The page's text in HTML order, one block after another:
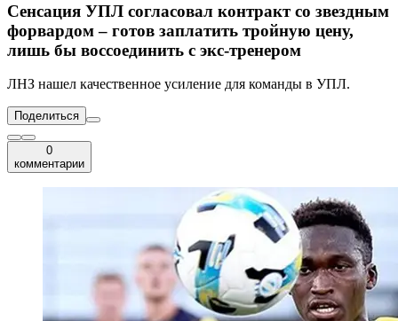
Сенсация УПЛ согласовал контракт со звездным
форвардом – готов заплатить тройную цену,
лишь бы воссоединить с экс-тренером
ЛНЗ нашел качественное усиление для команды в УПЛ.
Поделиться
0
комментарии